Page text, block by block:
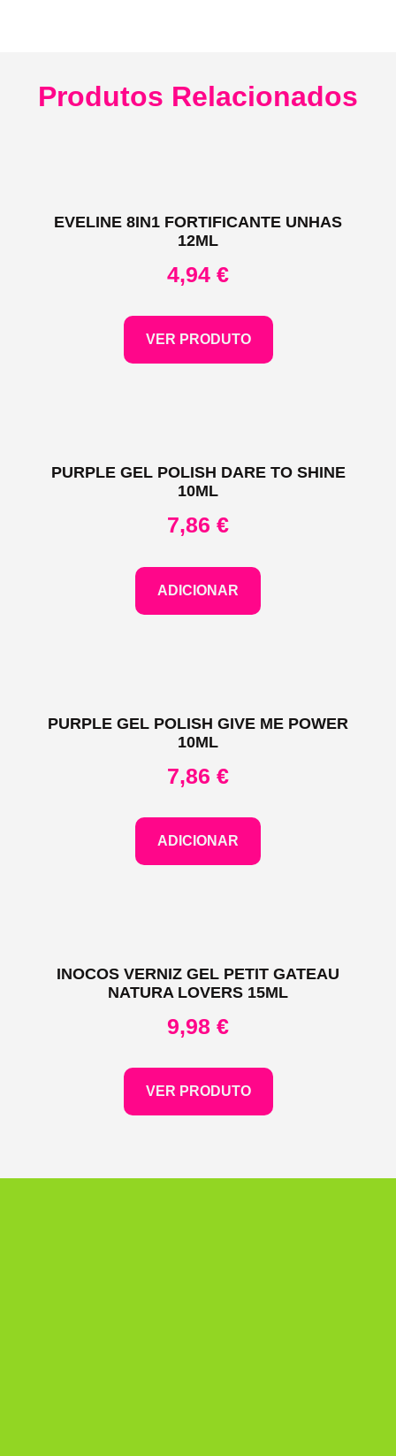
Produtos Relacionados
EVELINE 8IN1 FORTIFICANTE UNHAS
12ML
4,94 €
VER PRODUTO
PURPLE GEL POLISH DARE TO SHINE
10ML
7,86 €
ADICIONAR
PURPLE GEL POLISH GIVE ME POWER
10ML
7,86 €
ADICIONAR
INOCOS VERNIZ GEL PETIT GATEAU
NATURA LOVERS 15ML
9,98 €
VER PRODUTO